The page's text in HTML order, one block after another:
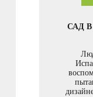
САД